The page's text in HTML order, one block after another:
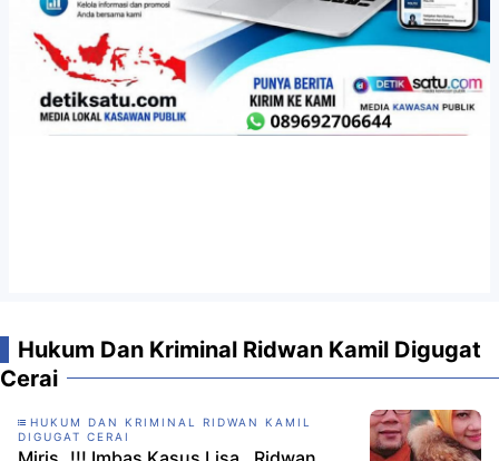
Hukum Dan Kriminal Ridwan Kamil Digugat
Cerai
HUKUM DAN KRIMINAL RIDWAN KAMIL
DIGUGAT CERAI